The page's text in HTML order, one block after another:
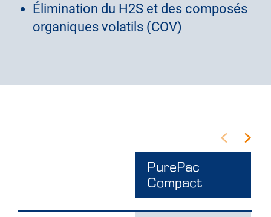
Élimination du H2S et des composés
organiques volatils (COV)
PurePac
Compact